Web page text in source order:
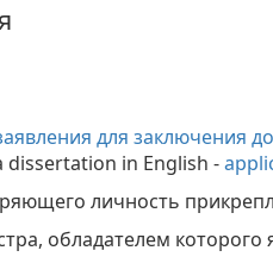
для заключения
in English -
личность
обладателем